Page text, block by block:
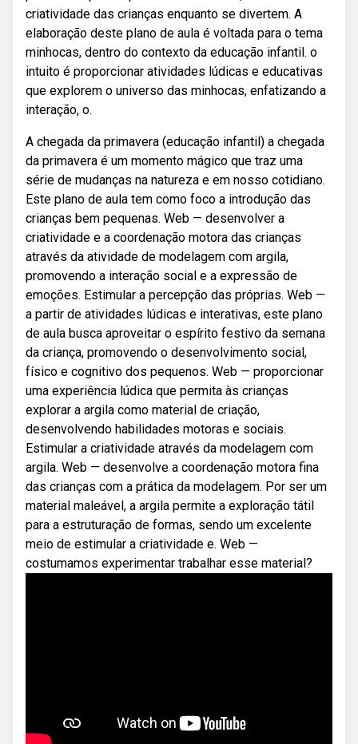
criatividade das crianças enquanto se divertem. A
elaboração deste plano de aula é voltada para o tema
minhocas, dentro do contexto da educação infantil. o
intuito é proporcionar atividades lúdicas e educativas
que explorem o universo das minhocas, enfatizando a
interação, o.
A chegada da primavera (educação infantil) a chegada
da primavera é um momento mágico que traz uma
série de mudanças na natureza e em nosso cotidiano.
Este plano de aula tem como foco a introdução das
crianças bem pequenas. Web — desenvolver a
criatividade e a coordenação motora das crianças
através da atividade de modelagem com argila,
promovendo a interação social e a expressão de
emoções. Estimular a percepção das próprias. Web —
a partir de atividades lúdicas e interativas, este plano
de aula busca aproveitar o espírito festivo da semana
da criança, promovendo o desenvolvimento social,
físico e cognitivo dos pequenos. Web — proporcionar
uma experiência lúdica que permita às crianças
explorar a argila como material de criação,
desenvolvendo habilidades motoras e sociais.
Estimular a criatividade através da modelagem com
argila. Web — desenvolve a coordenação motora fina
das crianças com a prática da modelagem. Por ser um
material maleável, a argila permite a exploração tátil
para a estruturação de formas, sendo um excelente
meio de estimular a criatividade e. Web —
costumamos experimentar trabalhar esse material?